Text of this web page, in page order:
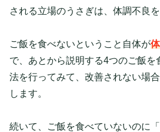
される立場のうさぎは、体調不良を
ご飯を食べないということ自体が
で、あとから説明する4つのご飯を
法を行ってみて、改善されない場
します。
続いて、ご飯を食べていないのに